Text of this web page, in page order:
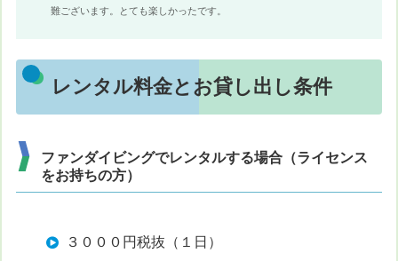
難ございます。とても楽しかったです。
レンタル料金とお貸し出し条件
ファンダイビングでレンタルする場合（ライセンス
をお持ちの方）
３０００円税抜（１日）